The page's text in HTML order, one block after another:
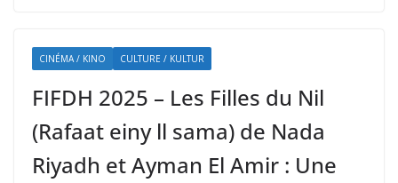
CINÉMA / KINO CULTURE / KULTUR
FIFDH 2025 – Les Filles du Nil
(Rafaat einy ll sama) de Nada
Riyadh et Ayman El Amir : Une